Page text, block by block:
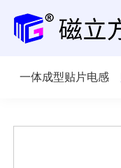
一体成型贴片电感